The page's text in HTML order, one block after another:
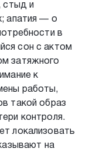
стыд и
апатия — о
в
сон с актом
затяжного
к
работы,
такой образ
контроля.
локализовать
на